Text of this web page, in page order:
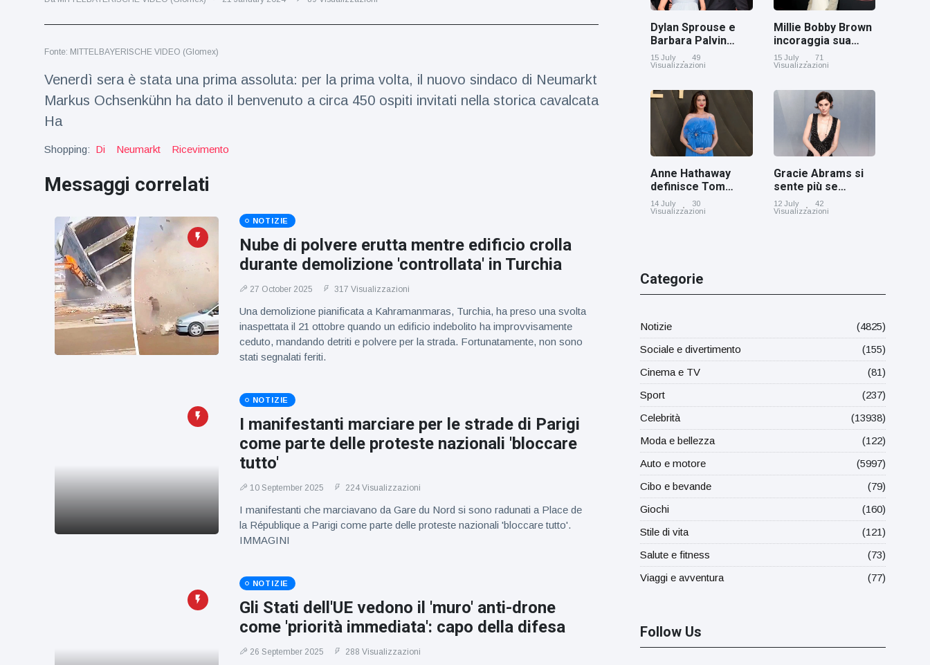
Dylan
Sprouse e
rivelano di
bambina
Brown
incoraggia
essere
creativa
Anne
Hathaway
definisce
Tom
Holland 'il
figlio dei
sogni’
14 July
30
Visualizzazioni
Fonte: MITTELBAYERISCHE VIDEO (Glomex)
Venerdì sera è stata una prima assoluta: per la prima volta, il nuovo sindaco di Neumarkt
Markus Ochsenkühn ha dato il benvenuto a circa 450 ospiti invitati nella storica cavalcata
Ha
Shopping: Di Neumarkt Ricevimento
Messaggi correlati
NOTIZIE
Nube di polvere erutta mentre edificio crolla
durante demolizione 'controllata' in Turchia
27 October 2025 317 Visualizzazioni
Una demolizione pianificata a Kahramanmaras, Turchia, ha preso una svolta
inaspettata il 21 ottobre quando un edificio indebolito ha improvvisamente
ceduto, mandando detriti e polvere per la strada. Fortunatamente, non sono
stati segnalati feriti.
NOTIZIE
I manifestanti marciare per le strade di Parigi
come parte delle proteste nazionali 'bloccare
tutto'
10 September 2025 224 Visualizzazioni
I manifestanti che marciavano da Gare du Nord si sono radunati a Place de
la République a Parigi come parte delle proteste nazionali 'bloccare tutto'.
IMMAGINI
NOTIZIE
Gli Stati dell'UE vedono il 'muro' anti-drone
come 'priorità immediata': capo della difesa
26 September 2025 288 Visualizzazioni
Dylan Sprouse e
Barbara Palvin
rivelano di
aspettare una
15 July
49
Visualizzazioni
Millie Bobby Brown
incoraggia sua
figlia ad essere
creativa
15 July
71
Visualizzazioni
Anne Hathaway
definisce Tom
Holland 'il figlio dei
sogni’
14 July
30
Visualizzazioni
Gracie Abrams si
sente più se
stessa con i capelli
corti
12 July
42
Visualizzazioni
Categorie
Notizie
(4825)
Sociale e divertimento
(155)
Cinema e TV
(81)
Sport
(237)
Celebrità
(13938)
Moda e bellezza
(122)
Auto e motore
(5997)
Cibo e bevande
(79)
Giochi
(160)
Stile di vita
(121)
Salute e fitness
(73)
Viaggi e avventura
(77)
Follow Us